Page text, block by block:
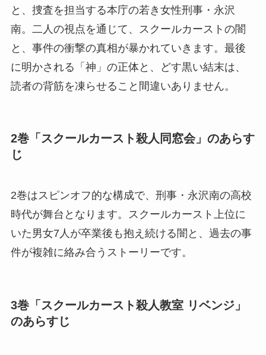
と、捜査を担当する本庁の若き女性刑事・永沢
南。二人の視点を通じて、スクールカーストの闇
と、事件の衝撃の真相が暴かれていきます。最後
に明かされる「神」の正体と、どす黒い結末は、
読者の背筋を凍らせること間違いありません。
2巻「スクールカースト殺人同窓会」のあらす
じ
2巻はスピンオフ的な構成で、刑事・永沢南の高校
時代が舞台となります。スクールカースト上位に
いた男女7人が卒業後も抱え続ける闇と、過去の事
件が複雑に絡み合うストーリーです。
3巻「スクールカースト殺人教室 リベンジ」
のあらすじ